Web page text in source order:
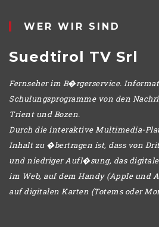
WER WIR SIND
Suedtirol TV Srl
Fernseher im B�rgerservice.
Schulungsprogramme von den
Trient und Bozen.
Durch die interaktive Multimedia-
Inhalt zu �bertragen ist, dass von
und niedriger Aufl�sung, das
im Web, auf dem Handy (Apple und
auf digitalen Karten (Totems oder